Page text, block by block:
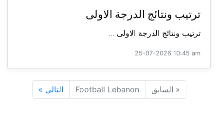
ترتيب ونتائج الدرجة الاولى
ترتيب ونتائج الدرجة الاولى ...
25-07-2026 10:45 am
« السابق Football Lebanon التالي »